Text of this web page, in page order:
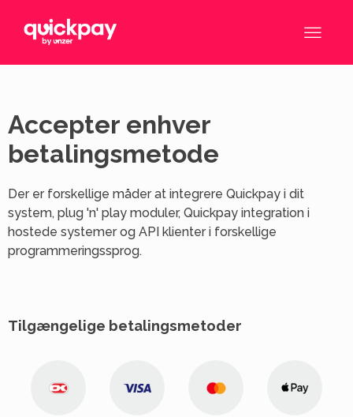
Accepter enhver
betalingsmetode
Der er forskellige måder at integrere Quickpay i dit
system, plug 'n' play moduler, Quickpay integration i
hostede systemer og API klienter i forskellige
programmeringssprog.
Tilgængelige betalingsmetoder